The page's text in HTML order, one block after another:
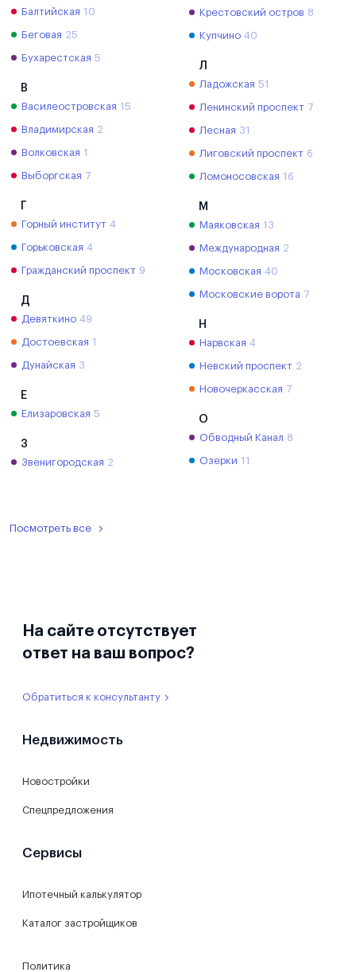
Балтийская 10
Беговая 25
Бухарестская 5
В
Василеостровская 15
Владимирская 2
Волковская 1
Выборгская 7
Г
Горный институт 4
Горьковская 4
Гражданский проспект 9
Д
Девяткино 49
Достоевская 1
Дунайская 3
Е
Елизаровская 5
З
Звенигородская 2
Крестовский остров 8
Купчино 40
Л
Ладожская 51
Ленинский проспект 7
Лесная 31
Лиговский проспект 6
Ломоносовская 16
М
Маяковская 13
Международная 2
Московская 40
Московские ворота 7
Н
Нарвская 4
Невский проспект 2
Новочеркасская 7
О
Обводный Канал 8
Озерки 11
Посмотреть все
На сайте отсутствует
ответ на ваш вопрос?
Обратиться к консультанту
Недвижимость
Новостройки
Спецпредложения
Сервисы
Ипотечный калькулятор
Каталог застройщиков
Политика